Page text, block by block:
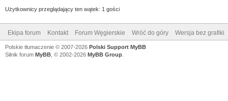
Użytkownicy przeglądający ten wątek: 1 gości
Ekipa forum Kontakt Forum Węgierskie Wróć do góry Wersja bez grafiki
Polskie tłumaczenie © 2007-2026 Polski Support MyBB
Silnik forum MyBB , © 2002-2026 MyBB Group